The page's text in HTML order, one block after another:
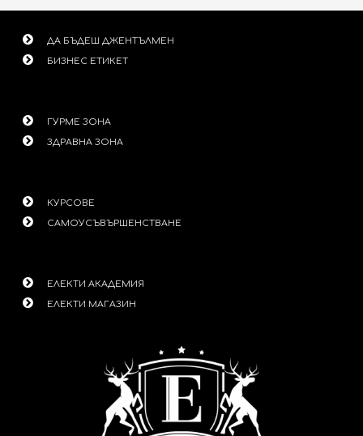
ДА БЪДЕШ ДЖЕНТЪЛМЕН
БИЗНЕС ЕТИКЕТ
ГУРМЕ ЗОНА
ЗДРАВНА ЗОНА
КУРСОВЕ
САМОУСЪВЪРШЕНСТВАНЕ
ЕЛЕКТИ АКАДЕМИЯ
ЕЛЕКТИ МАГАЗИН